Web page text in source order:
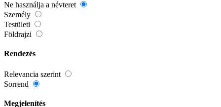
Ne használja a névteret
Személy
Testületi
Földrajzi
Rendezés
Relevancia szerint
Sorrend
Megjelenítés